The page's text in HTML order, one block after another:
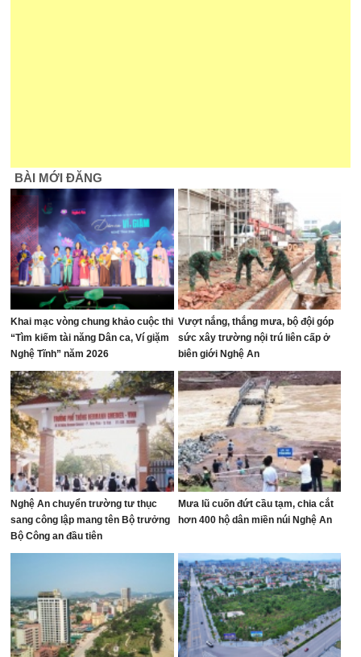
BÀI MỚI ĐĂNG
Khai mạc vòng chung khảo cuộc thi
“Tìm kiếm tài năng Dân ca, Ví giặm
Nghệ Tĩnh” năm 2026
Vượt nắng, thắng mưa, bộ đội góp
sức xây trường nội trú liên cấp ở
biên giới Nghệ An
Nghệ An chuyển trường tư thục
sang công lập mang tên Bộ trưởng
Bộ Công an đầu tiên
Mưa lũ cuốn đứt cầu tạm, chia cắt
hơn 400 hộ dân miền núi Nghệ An